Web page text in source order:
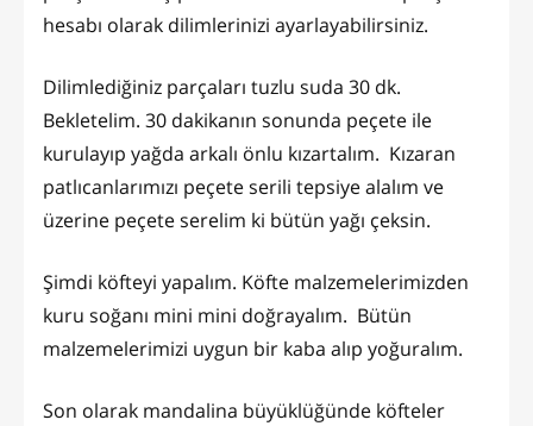
hesabı olarak dilimlerinizi ayarlayabilirsiniz.
Dilimlediğiniz parçaları tuzlu suda 30 dk.
Bekletelim. 30 dakikanın sonunda peçete ile
kurulayıp yağda arkalı önlu kızartalım. Kızaran
patlıcanlarımızı peçete serili tepsiye alalım ve
üzerine peçete serelim ki bütün yağı çeksin.
Şimdi köfteyi yapalım. Köfte malzemelerimizden
kuru soğanı mini mini doğrayalım. Bütün
malzemelerimizi uygun bir kaba alıp yoğuralım.
Son olarak mandalina büyüklüğünde köfteler